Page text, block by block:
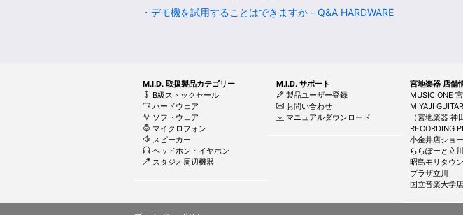
・デモ機を試用することはできますか - Q&A HARDWARE
M.I.D. 取扱製品カテゴリー
B級ストックセール
ハードウェア
ソフトウェア
マイクロフォン
スピーカー
ヘッドホン・イヤホン
スタジオ周辺機器
M.I.D. サポート
製品ユーザー登録
お問い合わせ
マニュアルダウンロード
宮地楽器 店舗
MUSIC ONE
MIYAJI
（宮地楽器 神
RECORDING
小金井店ショ
ららぽーと立
昭島モリタウ
プラザ立川
国立音楽大学店